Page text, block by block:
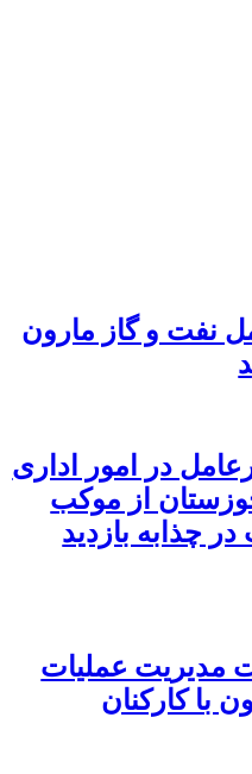
نفت و گاز مارون
در امور اداری
از موکب
چذابه بازدید
مدیریت عملیات
با کارکنان